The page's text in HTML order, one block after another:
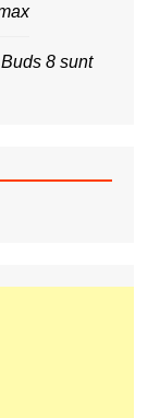
8 sunt